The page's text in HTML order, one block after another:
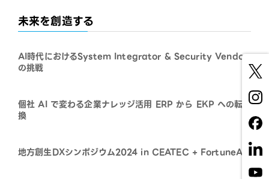
未来を創造する
AI時代におけるSystem Integrator & Security Vendor
の挑戦
個社 AI で変わる企業ナレッジ活⽤ ERP から EKP への転
換
地方創生DXシンポジウム2024 in CEATEC + FortuneAI